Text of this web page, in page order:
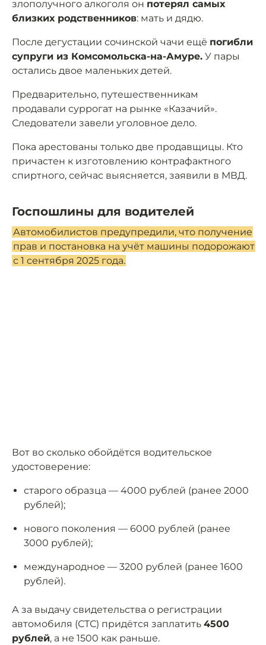
злополучного алкоголя он потерял самых
близких родственников: мать и дядю.
После дегустации сочинской чачи ещё погибли
супруги из Комсомольска-на-Амуре. У пары
остались двое маленьких детей.
Предварительно, путешественникам
продавали суррогат на рынке «Казачий».
Следователи завели уголовное дело.
Пока арестованы только две продавщицы. Кто
причастен к изготовлению контрафактного
спиртного, сейчас выясняется, заявили в МВД.
Госпошлины для водителей
Автомобилистов предупредили, что получение
прав и постановка на учёт машины подорожают
с 1 сентября 2025 года.
Вот во сколько обойдётся водительское
удостоверение:
старого образца — 4000 рублей (ранее 2000
рублей);
нового поколения — 6000 рублей (ранее
3000 рублей);
международное — 3200 рублей (ранее 1600
рублей).
А за выдачу свидетельства о регистрации
автомобиля (СТС) придётся заплатить 4500
рублей, а не 1500 как раньше.